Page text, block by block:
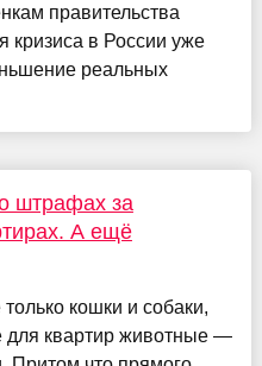
правительства
кризиса в России уже
реальных
штрафах за
А ещё
кошки и собаки,
квартир животные —